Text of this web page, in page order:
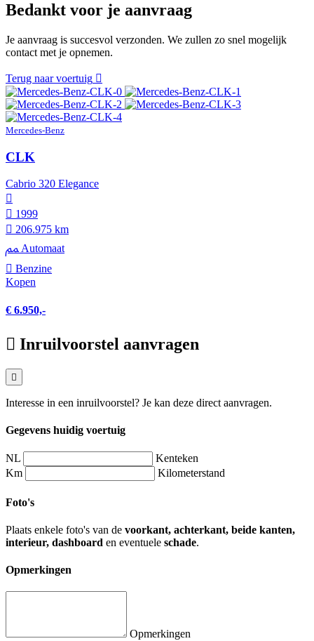
Bedankt voor je aanvraag
Je aanvraag is succesvol verzonden. We zullen zo snel mogelijk
contact met je opnemen.
Terug naar voertuig
Mercedes-Benz
CLK
Cabrio 320 Elegance
1999
206.975 km
Automaat
Benzine
Kopen
€ 6.950,-
Inruilvoorstel aanvragen
Interesse in een inruilvoorstel? Je kan deze direct aanvragen.
Gegevens huidig voertuig
NL
Kenteken
Km
Kilometerstand
Foto's
Plaats enkele foto's van de voorkant, achterkant, beide kanten,
interieur, dashboard en eventuele schade.
Opmerkingen
Opmerkingen